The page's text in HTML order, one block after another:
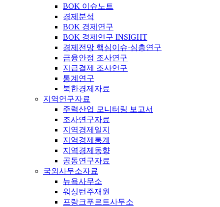
BOK 이슈노트
경제분석
BOK 경제연구
BOK 경제연구 INSIGHT
경제전망 핵심이슈·심층연구
금융안정 조사연구
지급결제 조사연구
통계연구
북한경제자료
지역연구자료
주력산업 모니터링 보고서
조사연구자료
지역경제일지
지역경제통계
지역경제동향
공동연구자료
국외사무소자료
뉴욕사무소
워싱턴주재원
프랑크푸르트사무소